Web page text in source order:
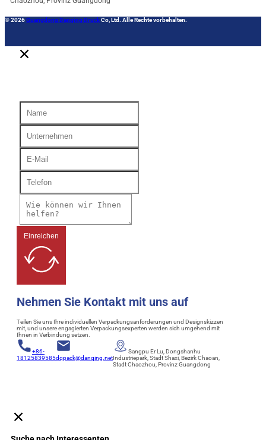
© 2026Guangdong Danqing DruckCo, Ltd. Alle Rechte vorbehalten.
Einreichen
Nehmen Sie Kontakt mit uns auf
Teilen Sie uns Ihre individuellen Verpackungsanforderungen und Designskizzen
mit, und unsere engagierten Verpackungsexperten werden sich umgehend mit
Ihnen in Verbindung setzen.
+86-
18125839585dqpack@danqing.net
Sangpu Er Lu, Dongshanhu
Industriepark, Stadt Shaxi, Bezirk Chaoan,
Stadt Chaozhou, Provinz Guangdong